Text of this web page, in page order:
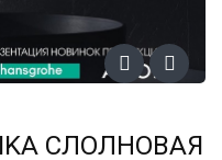
СЛОЛНОВАЯ